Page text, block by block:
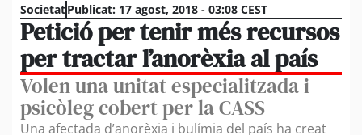
SocietatPublicat: 17 agost, 2018 - 03:08 CEST
Petició per tenir més recursos
per tractar l’anorèxia al país
Volen una unitat especialitzada i
psicòleg cobert per la CASS
Una afectada d’anorèxia i bulímia del país ha creat